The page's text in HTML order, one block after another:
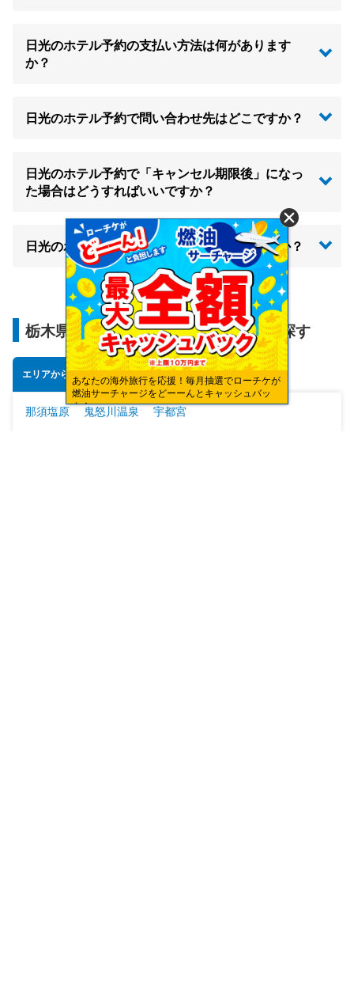
日光のホテル予約の支払い方法は何があります
か？
日光のホテル予約で問い合わせ先はどこですか？
日光のホテル予約で「キャンセル期限後」になっ
た場合はどうすればいいですか？
日光のホテル予約でポイント還元はありますか？
栃木県のおすすめエリアからホテルを探す
エリアから探す
那須塩原 鬼怒川温泉 宇都宮
あなたの海外旅行を応援！毎月抽選でローチケが
燃油サーチャージをどーーんとキャッシュバッ
ク！